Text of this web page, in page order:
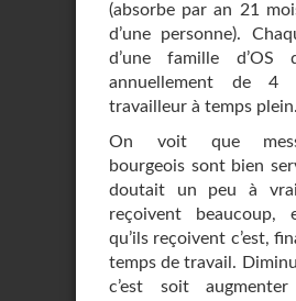
(absorbe par an 21
d’une personne).
d’une famille d’OS
annuellement de 4
travailleur à temps plein.
On voit que
bourgeois sont bien
doutait un peu à
reçoivent
qu’ils reçoivent c’est,
temps de travail.
c’est soit